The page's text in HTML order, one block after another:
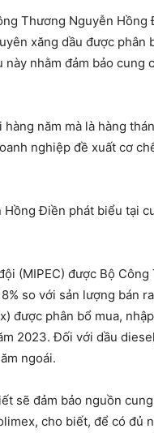
Thương Nguyễn
xăng dầu được phân
nhằm đảm bảo cung
năm mà là hàng
nghiệp đề xuất cơ
Điền phát biểu tại
(MIPEC) được Bộ
so với sản lượng bán
được phân bổ mua,
2023. Đối với dầu
ngoái.
sẽ đảm bảo nguồn
cho biết, để có đủ